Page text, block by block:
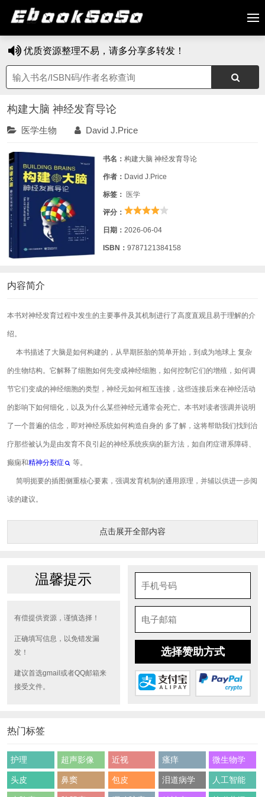
优质资源整理不易，请多分享多转发！
构建大脑 神经发育导论
医学生物 David J.Price
书名： 构建大脑 神经发育导论
作者： David J.Price
标签： 医学
评分：
日期： 2026-06-04
ISBN： 9787121384158
内容简介
本书对神经发育过程中发生的主要事件及其机制进行了高度直观且易于理解的介
绍。
本书描述了大脑是如何构建的，从早期胚胎的简单开始，到成为地球上 复杂
的生物结构。它解释了细胞如何先变成神经细胞，如何控制它们的增殖，如何调
节它们变成的神经细胞的类型，神经元如何相互连接，这些连接后来在神经活动
的影响下如何细化，以及为什么某些神经元通常会死亡。本书对读者强调并说明
了一个普遍的信念，即对神经系统如何构造自身的 多了解，这将帮助我们找到治
疗那些被认为是由发育不良引起的神经系统疾病的新方法，如自闭症谱系障碍、
癫痫和精神分裂症 等。
简明扼要的插图侧重核心要素，强调发育机制的通用原理，并辅以供进一步阅
读的建议。
点击展开全部内容
温馨提示
有偿提供资源，谨慎选择！
正确填写信息，以免错发漏
发！
建议首选gmail或者QQ邮箱来
接受文件。
选择赞助方式
热门标签
护理 超声影像 近视 瘙痒 微生物学
头皮 鼻窦 包皮 泪道病学 人工智能